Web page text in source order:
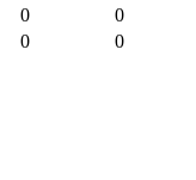
0 0
0 0